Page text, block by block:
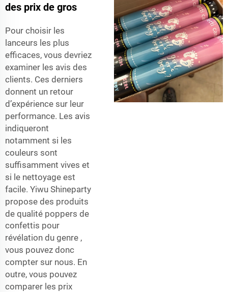
des prix de gros
Pour choisir les
lanceurs les plus
efficaces, vous devriez
examiner les avis des
clients. Ces derniers
donnent un retour
d’expérience sur leur
performance. Les avis
indiqueront
notamment si les
couleurs sont
suffisamment vives et
si le nettoyage est
facile. Yiwu Shineparty
propose des produits
de qualité poppers de
confettis pour
révélation du genre ,
vous pouvez donc
compter sur nous. En
outre, vous pouvez
comparer les prix